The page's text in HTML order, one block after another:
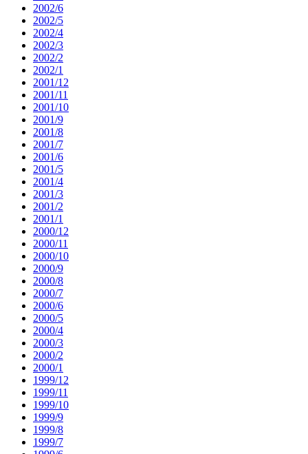
2002/6
2002/5
2002/4
2002/3
2002/2
2002/1
2001/12
2001/11
2001/10
2001/9
2001/8
2001/7
2001/6
2001/5
2001/4
2001/3
2001/2
2001/1
2000/12
2000/11
2000/10
2000/9
2000/8
2000/7
2000/6
2000/5
2000/4
2000/3
2000/2
2000/1
1999/12
1999/11
1999/10
1999/9
1999/8
1999/7